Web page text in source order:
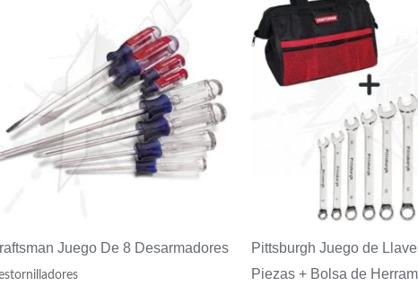
Juego De 8 Desarmadores
Pittsburgh Juego de
Piezas + Bolsa de